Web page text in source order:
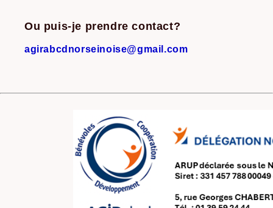
Ou puis-je prendre contact?
agirabcdnorseinoise@gmail.com